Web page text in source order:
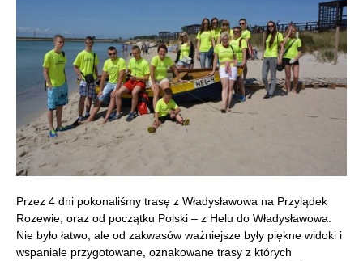
Przez 4 dni pokonaliśmy trasę z Władysławowa na Przylądek
Rozewie, oraz od początku Polski – z Helu do Władysławowa.
Nie było łatwo, ale od zakwasów ważniejsze były piękne widoki i
wspaniale przygotowane, oznakowane trasy z których